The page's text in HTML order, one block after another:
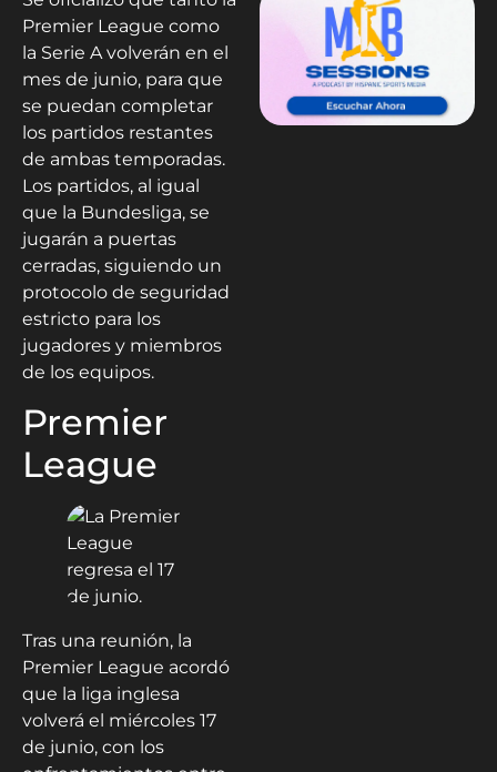
Premier League como
la Serie A volverán en el
mes de junio, para que
se puedan completar
los partidos restantes
de ambas temporadas.
Los partidos, al igual
que la Bundesliga, se
jugarán a puertas
cerradas, siguiendo un
protocolo de seguridad
estricto para los
jugadores y miembros
de los equipos.
Premier
League
Tras una reunión, la
Premier League acordó
que la liga inglesa
volverá el miércoles 17
de junio, con los